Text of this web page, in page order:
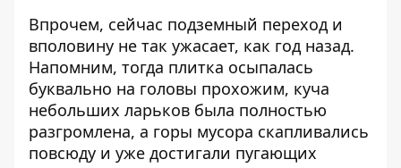
Впрочем, сейчас подземный переход и
вполовину не так ужасает, как год назад.
Напомним, тогда плитка осыпалась
буквально на головы прохожим, куча
небольших ларьков была полностью
разгромлена, а горы мусора скапливались
повсюду и уже достигали пугающих